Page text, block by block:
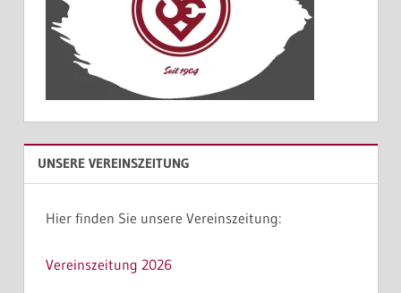
UNSERE VEREINSZEITUNG
Hier finden Sie unsere Vereinszeitung:
Vereinszeitung 2026